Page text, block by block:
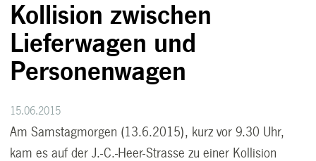
Kollision zwischen
Lieferwagen und
Personenwagen
15.06.2015
Am Samstagmorgen (13.6.2015), kurz vor 9.30 Uhr,
kam es auf der J.-C.-Heer-Strasse zu einer Kollision